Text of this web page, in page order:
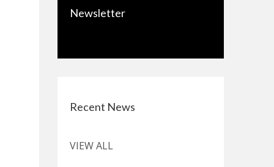
Newsletter
Recent News
VIEW ALL